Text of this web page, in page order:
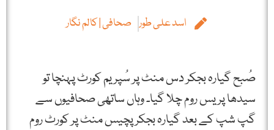
اسد علی طور صحافی | کالم نگار
صُبح گیارہ بجکر دس منٹ پر سُپریم کورٹ پہنچا تو
سیدھا پریس روم چلا گیا۔ وہاں ساتھی صحافیوں سے
گپ شپ کے بعد گیارہ بجکر پچیس منٹ پر کورٹ روم